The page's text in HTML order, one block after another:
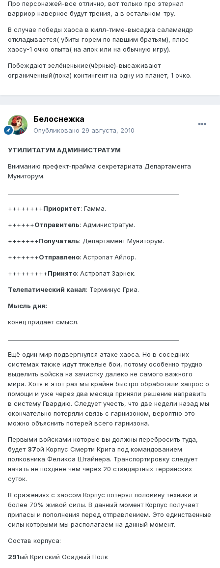
Про персонажей-все отлично, вот только про этернал
варриор наверное будут трения, а в остальном-тру.
В случае победы хаоса в килл-тиме-высадка саламандр
откладывается( убиты горем по павшим братьям), плюс
хаосу-1 очко опыта( на апок или на обычную игру).
Побеждают зелёненькие(чёрные)-высаживают
ограниченный(пока) контингент на одну из планет, 1 очко.
Белоснежка
Опубликовано 29 августа, 2010
УТИЛИТАТУМ АДМИНИСТРАТУМ
Вниманию префект-прайма секретариата Департамента
Муниторум.
++++++++Приоритет: Гамма.
++++++Отправитель: Администратум.
+++++++Получатель: Департамент Муниторум.
+++++++Отправлено: Астропат Айлор.
+++++++++Принято: Астропат Зарнек.
Телепатический канал: Терминус Гриа.
Мысль дня:
конец придает смысл.
Ещё один мир подвергнулся атаке хаоса. Но в соседних
системах также идут тяжелые бои, потому особенно трудно
выделить войска на зачистку далеко не самого важного
мира. Хотя в этот раз мы крайне быстро обработали запрос о
помощи и уже через два месяца приняли решение направить
в систему Гвардию. Следует учесть, что две недели назад мы
окончательно потеряли связь с гарнизоном, вероятно это
можно объяснить потерей всего гарнизона.
Первыми войсками которые вы должны перебросить туда,
будет 37ой Корпус Смерти Крига под командованием
полковника Феликса Штайнера. Транспортировку следует
начать не позднее чем через 20 стандартных терранских
суток.
В сражениях с хаосом Корпус потерял половину техники и
более 70% живой силы. В данный момент Корпус получает
припасы и пополнения перед отправлением. Это единственные
силы которыми мы располагаем на данный момент.
Состав корпуса:
291ый Кригский Осадный Полк